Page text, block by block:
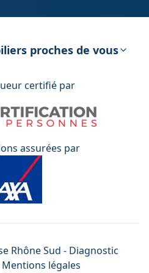
proches de vous
certifié par
assurées par
Rhône Sud - Diagnostic
Mentions légales